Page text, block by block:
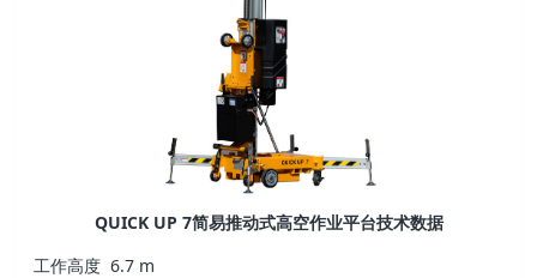
QUICK UP 7简易推动式高空作业平台技术数据
工作高度 6.7 m